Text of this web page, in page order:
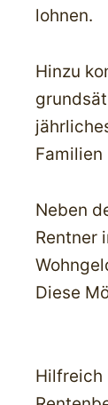
lohnen.
Hinzu
Neben
Rentner
Diese
Hilfreich